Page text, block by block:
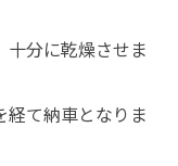
十分に乾燥させま
経て納車となりま